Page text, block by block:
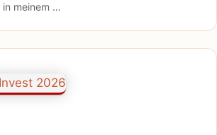
in meinem …